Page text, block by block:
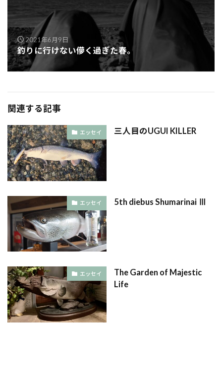
2021年6月9日
釣りに行けない儚く過ぎた春。
関連する記事
エッセイ 三人目のUGUI KILLER
エッセイ 5th diebus Shumarinai Ⅲ
エッセイ
The Garden of Majestic
Life